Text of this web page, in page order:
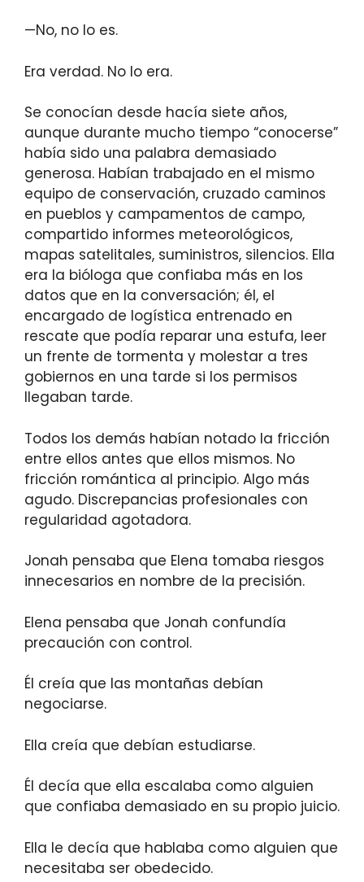
—No, no lo es.
Era verdad. No lo era.
Se conocían desde hacía siete años,
aunque durante mucho tiempo “conocerse”
había sido una palabra demasiado
generosa. Habían trabajado en el mismo
equipo de conservación, cruzado caminos
en pueblos y campamentos de campo,
compartido informes meteorológicos,
mapas satelitales, suministros, silencios. Ella
era la bióloga que confiaba más en los
datos que en la conversación; él, el
encargado de logística entrenado en
rescate que podía reparar una estufa, leer
un frente de tormenta y molestar a tres
gobiernos en una tarde si los permisos
llegaban tarde.
Todos los demás habían notado la fricción
entre ellos antes que ellos mismos. No
fricción romántica al principio. Algo más
agudo. Discrepancias profesionales con
regularidad agotadora.
Jonah pensaba que Elena tomaba riesgos
innecesarios en nombre de la precisión.
Elena pensaba que Jonah confundía
precaución con control.
Él creía que las montañas debían
negociarse.
Ella creía que debían estudiarse.
Él decía que ella escalaba como alguien
que confiaba demasiado en su propio juicio.
Ella le decía que hablaba como alguien que
necesitaba ser obedecido.